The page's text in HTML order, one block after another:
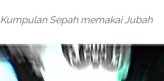
Kumpulan Sepah memakai Jubah